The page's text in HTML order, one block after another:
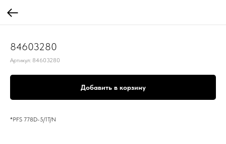
84603280
Артикул: 84603280
Добавить в корзину
*PFS 778D-5/1T/N